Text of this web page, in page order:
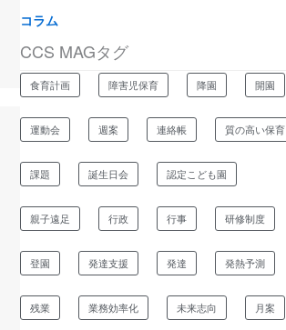
コラム
CCS MAGタグ
食育計画 障害児保育 降園 開園
運動会 週案 連絡帳 質の高い保育
課題 誕生日会 認定こども園
親子遠足 行政 行事 研修制度
登園 発達支援 発達 発熱予測
残業 業務効率化 未来志向 月案